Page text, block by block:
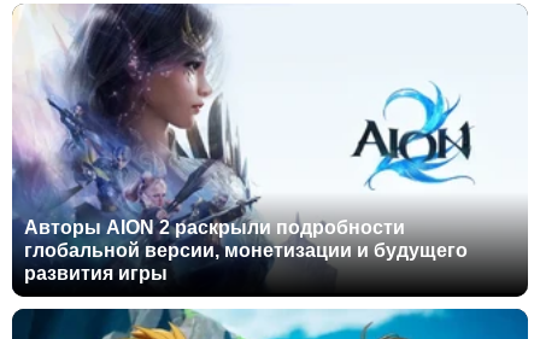
Авторы AION 2 раскрыли подробности
глобальной версии, монетизации и будущего
развития игры